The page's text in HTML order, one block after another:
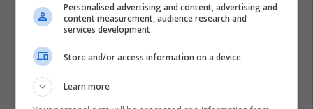
Personalised advertising and content, advertising and
content measurement, audience research and
services development
Store and/or access information on a device
Learn more